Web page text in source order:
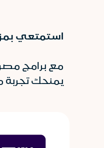
استمتعي
مع برامج
يمنحك تجربة